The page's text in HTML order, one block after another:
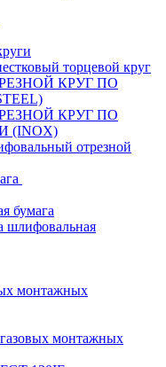
торцевой круг
КРУГ ПО
КРУГ ПО
(INOX)
отрезной
бумага
шлифовальная
монтажных
монтажных